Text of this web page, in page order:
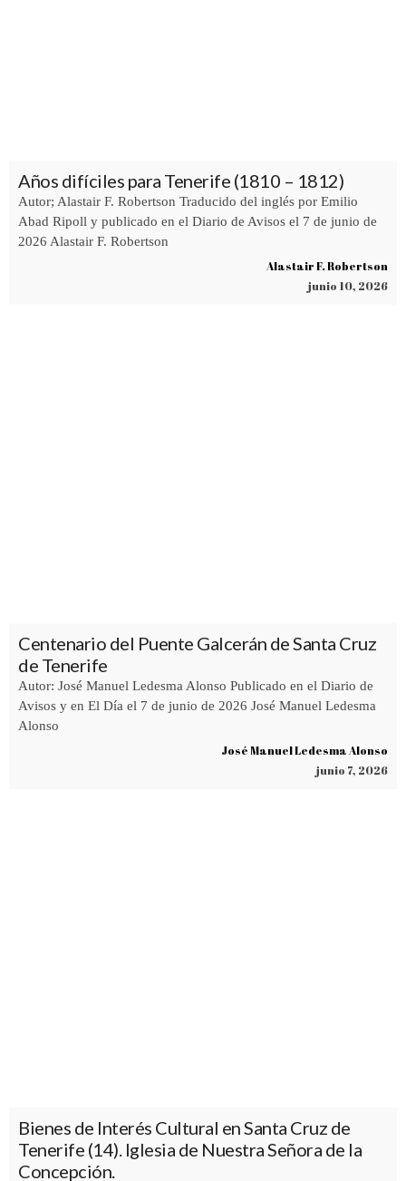
Años difíciles para Tenerife (1810 – 1812)
Autor; Alastair F. Robertson Traducido del inglés por Emilio
Abad Ripoll y publicado en el Diario de Avisos el 7 de junio de
2026 Alastair F. Robertson
Alastair F. Robertson
junio 10, 2026
Centenario del Puente Galcerán de Santa Cruz
de Tenerife
Autor: José Manuel Ledesma Alonso Publicado en el Diario de
Avisos y en El Día el 7 de junio de 2026 José Manuel Ledesma
Alonso
José Manuel Ledesma Alonso
junio 7, 2026
Bienes de Interés Cultural en Santa Cruz de
Tenerife (14). Iglesia de Nuestra Señora de la
Concepción.